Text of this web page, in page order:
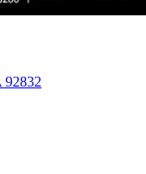
92832